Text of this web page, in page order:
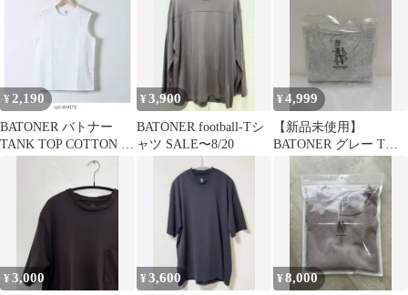
¥2,190
BATONER バトナー
TANK TOP COTTON タ
ンクトップコットン
¥3,900
BATONER football-Tシ
ャツ SALE〜8/20
¥4,999
【新品未使用】
BATONER グレー Tシ
ャツ
¥3,000 ¥3,600 ¥8,000